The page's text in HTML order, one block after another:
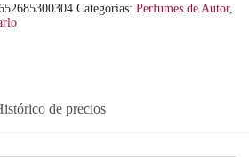
Categorías: Perfumes de Autor,
de precios